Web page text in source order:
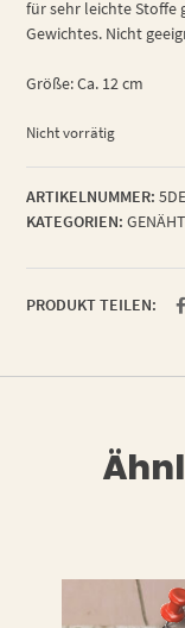
für sehr leichte Stoffe
Gewichtes. Nicht
Größe: Ca. 12 cm
Nicht vorrätig
ARTIKELNUMMER:
KATEGORIEN:
PRODUKT TEILEN: